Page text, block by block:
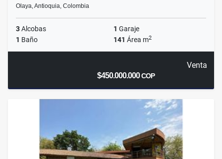
Olaya, Antioquia, Colombia
3Alcobas 1 Garaje
1 Baño 141 Área m2
Venta
$450.000.000COP